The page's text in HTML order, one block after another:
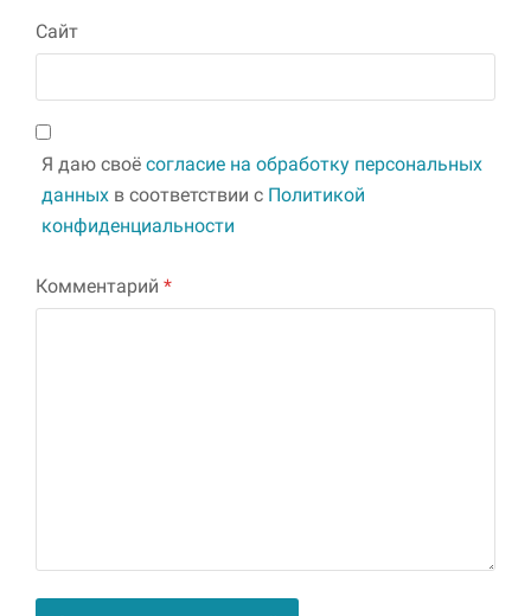
Сайт
Я даю своё согласие на обработку персональных
данных в соответствии с Политикой
конфиденциальности
Комментарий *